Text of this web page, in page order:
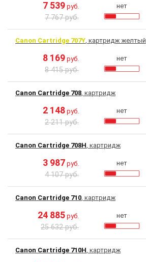
7 539 руб.
7 767 руб.
нет
Canon Cartridge 707Y, картридж желтый
8 169 руб.
8 415 руб.
нет
Canon Cartridge 708, картридж
2 148 руб.
2 211 руб.
нет
Canon Cartridge 708H, картридж
3 987 руб.
4 107 руб.
нет
Canon Cartridge 710, картридж
24 885 руб.
25 632 руб.
нет
Canon Cartridge 710H, картридж